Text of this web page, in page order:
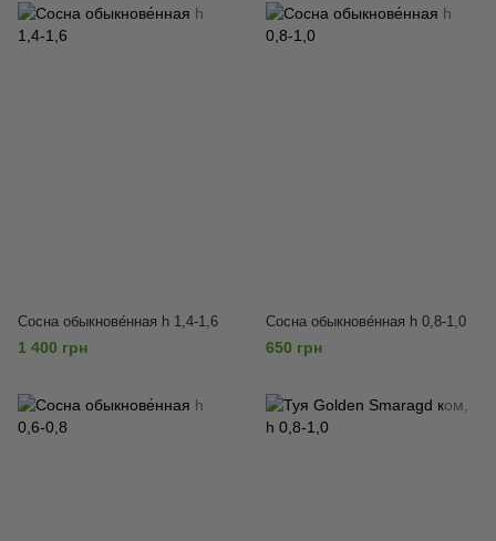
Сосна обыкнове́нная h 1,4-1,6
1 400 грн
Сосна обыкнове́нная h 0,8-1,0
650 грн